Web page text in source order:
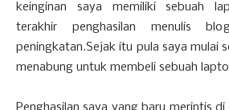
keinginan saya memiliki sebuah
terakhir penghasilan menulis
peningkatan.Sejak itu pula saya mulai
menabung untuk membeli sebuah